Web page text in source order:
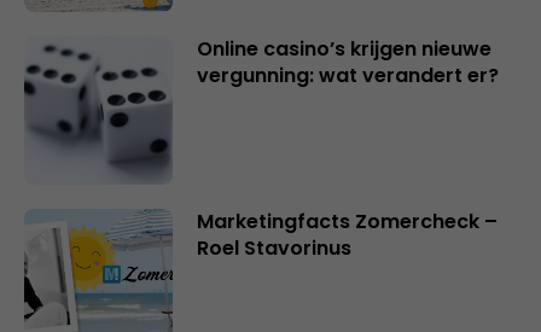
Online casino’s krijgen nieuwe
vergunning: wat verandert er?
Marketingfacts Zomercheck –
Roel Stavorinus